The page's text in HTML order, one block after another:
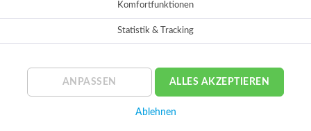
Komfortfunktionen
Statistik & Tracking
ANPASSEN ALLES AKZEPTIEREN
Ablehnen